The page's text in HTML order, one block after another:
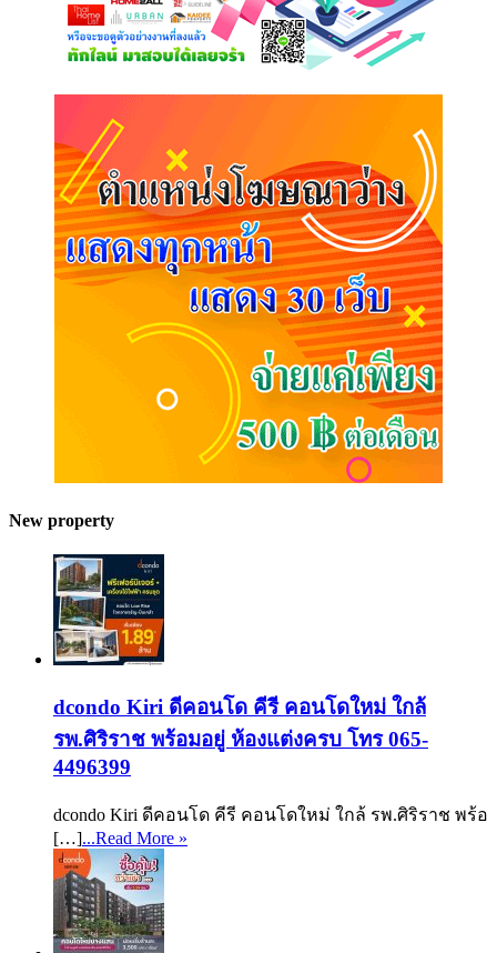
New property
dcondo Kiri ดีคอนโด คีรี คอนโดใหม่ ใกล้
รพ.ศิริราช พร้อมอยู่ ห้องแต่งครบ โทร 065-
4496399
dcondo Kiri ดีคอนโด คีรี คอนโดใหม่ ใกล้ รพ.ศิริราช พร้อ
[…]...Read More »